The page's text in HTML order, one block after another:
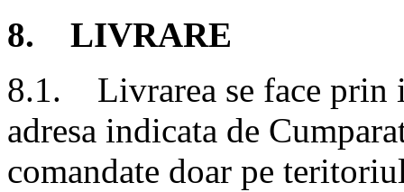
8. LIVRARE
8.1. Livrarea se face prin
adresa indicata de
comandate doar pe